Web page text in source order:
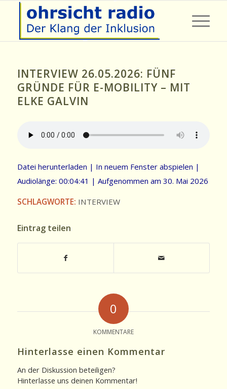
INTERVIEW 26.05.2026: FÜNF
GRÜNDE FÜR E-MOBILITY – MIT
ELKE GALVIN
Datei herunterladen | In neuem Fenster abspielen |
Audiolänge: 00:04:41 | Aufgenommen am 30. Mai 2026
SCHLAGWORTE: INTERVIEW
Eintrag teilen
0
KOMMENTARE
Hinterlasse einen Kommentar
An der Diskussion beteiligen?
Hinterlasse uns deinen Kommentar!